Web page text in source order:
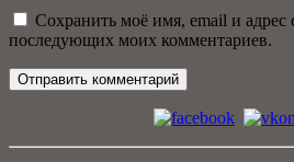
Сохранить моё имя, email и адрес
последующих моих комментариев.